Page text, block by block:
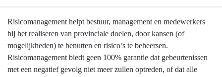
Terug
naar
navigatie
Weerstandsvermogen
Risicomanagement helpt bestuur, management en medewerkers
bij het realiseren van provinciale doelen, door kansen (of
mogelijkheden) te benutten en risico’s te beheersen.
Risicomanagement biedt geen 100% garantie dat gebeurtenissen
met een negatief gevolg niet meer zullen optreden, of dat alle